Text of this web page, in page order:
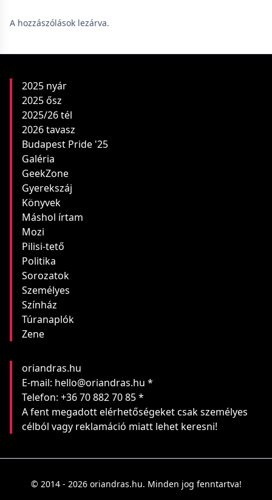
A hozzászólások lezárva.
2025 nyár
2025 ősz
2025/26 tél
2026 tavasz
Budapest Pride '25
Galéria
GeekZone
Gyerekszáj
Könyvek
Máshol írtam
Mozi
Pilisi-tető
Politika
Sorozatok
Személyes
Színház
Túranaplók
Zene
oriandras.hu
E-mail: hello@oriandras.hu *
Telefon: +36 70 882 70 85 *
A fent megadott elérhetőségeket csak személyes
célból vagy reklamáció miatt lehet keresni!
© 2014 - 2026 oriandras.hu. Minden jog fenntartva!